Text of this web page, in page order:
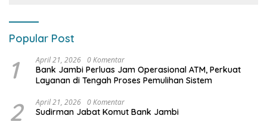
Popular Post
1 April 21, 2026 0 Komentar
Bank Jambi Perluas Jam Operasional ATM, Perkuat
Layanan di Tengah Proses Pemulihan Sistem
2 April 21, 2026 0 Komentar
Sudirman Jabat Komut Bank Jambi